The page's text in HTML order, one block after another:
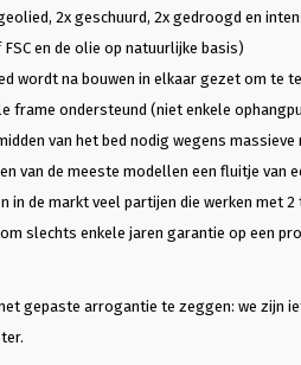
2x geschuurd, 2x gedroogd en
en de olie op natuurlijke basis)
wordt na bouwen in elkaar gezet om te
frame ondersteund (niet enkele
van het bed nodig wegens massieve
van de meeste modellen een fluitje van
in de markt veel partijen die werken met
slechts enkele jaren garantie op een
gepaste arrogantie te zeggen: we zijn